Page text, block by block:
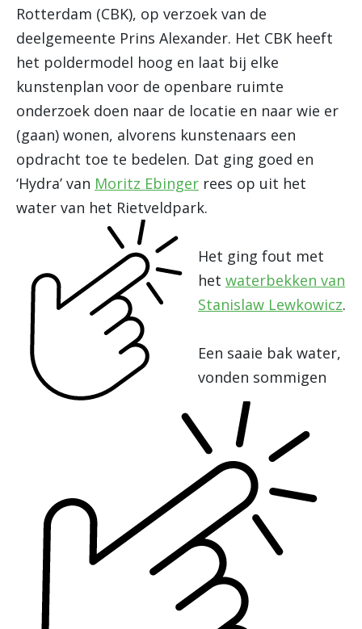
Rotterdam (CBK), op verzoek van de
deelgemeente Prins Alexander. Het CBK heeft
het poldermodel hoog en laat bij elke
kunstenplan voor de openbare ruimte
onderzoek doen naar de locatie en naar wie er
(gaan) wonen, alvorens kunstenaars een
opdracht toe te bedelen. Dat ging goed en
‘Hydra’ van Moritz Ebinger rees op uit het
water van het Rietveldpark.
Het ging fout met
het waterbekken van
Stanislaw Lewkowicz.
Een saaie bak water,
vonden sommigen